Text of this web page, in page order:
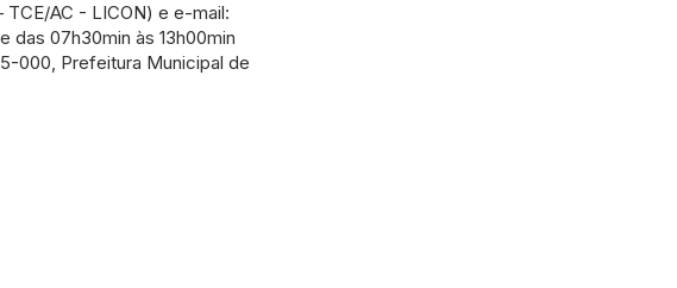
TCE/AC - LICON) e e-mail:
das 07h30min às 13h00min
000, Prefeitura Municipal de